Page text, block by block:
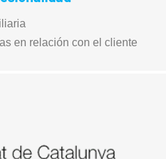
en relación con el cliente